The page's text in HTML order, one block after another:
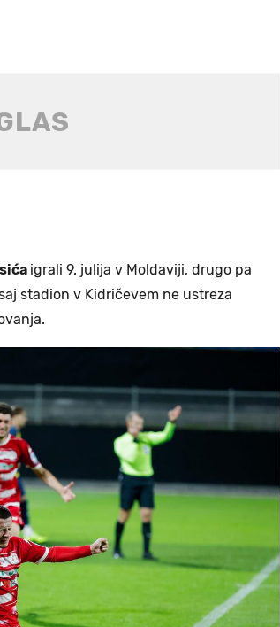
igrali 9. julija v Moldaviji, drugo pa
stadion v Kidričevem ne ustreza